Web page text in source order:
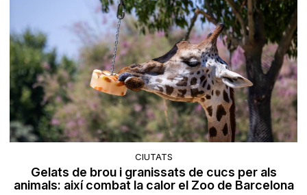
CIUTATS
Gelats de brou i granissats de cucs per als
animals: així combat la calor el Zoo de Barcelona